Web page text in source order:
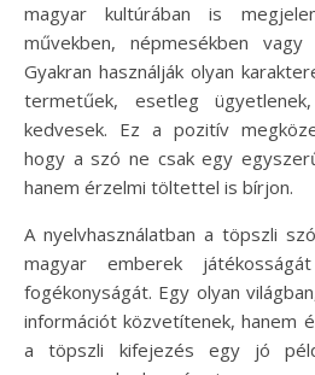
magyar kultúrában is
művekben, népmesékben vagy
Gyakran használják olyan
termetűek, esetleg
kedvesek. Ez a pozitív
hogy a szó ne csak egy
hanem érzelmi töltettel is bírjon.
A nyelvhasználatban a töpszli
magyar emberek
fogékonyságát. Egy olyan
információt közvetítenek, hanem
a töpszli kifejezés egy jó